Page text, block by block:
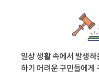
일상 생활 속에서 발생
하기 어려운 구민들에게